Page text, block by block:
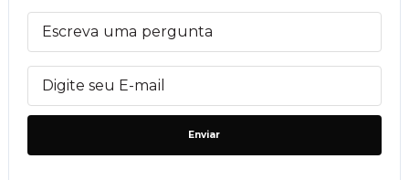
Enviar